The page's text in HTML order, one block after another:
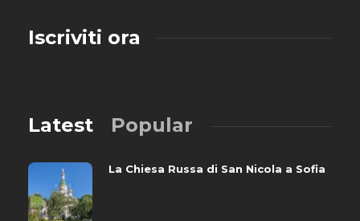
Iscriviti ora
Latest Popular
La Chiesa Russa di San Nicola a Sofia